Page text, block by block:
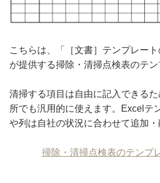
こちらは、「［文書］テンプレート
が提供する掃除・清掃点検表のテン
清掃する項目は自由に記入できる
所でも汎用的に使えます。Excelテ
や列は自社の状況に合わせて追加・
掃除・清掃点検表のテンプ